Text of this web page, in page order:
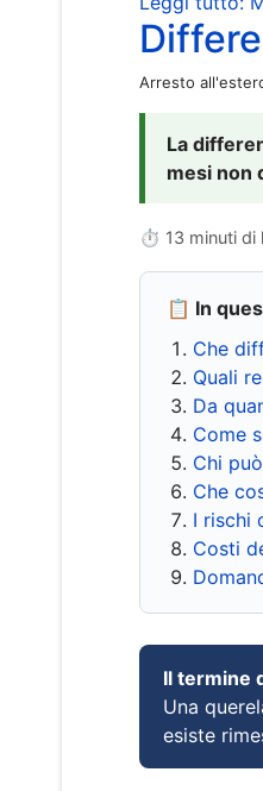
Arresto
La
mesi non
⏱ 13 minuti di
📋 In
Che
Quali
Da
Come
Chi
Che
I rischi
Costi
Il termine
Una
esiste